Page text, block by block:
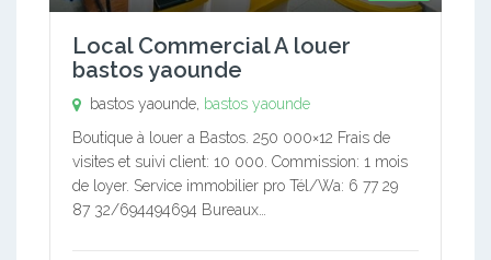
Local Commercial A louer
bastos yaounde
bastos yaounde, bastos yaounde
Boutique à louer a Bastos. 250 000×12 Frais de
visites et suivi client: 10 000. Commission: 1 mois
de loyer. Service immobilier pro Tél/Wa: 6 77 29
87 32/694494694 Bureaux…